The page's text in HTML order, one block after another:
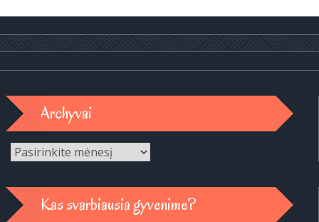
Archyvai
Archyvai
Kas svarbiausia gyvenime?